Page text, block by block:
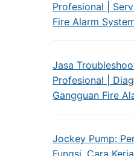
Profesional |
Fire Alarm
Jasa
Profesional |
Gangguan Fire
Jockey Pump:
Fungsi, Cara